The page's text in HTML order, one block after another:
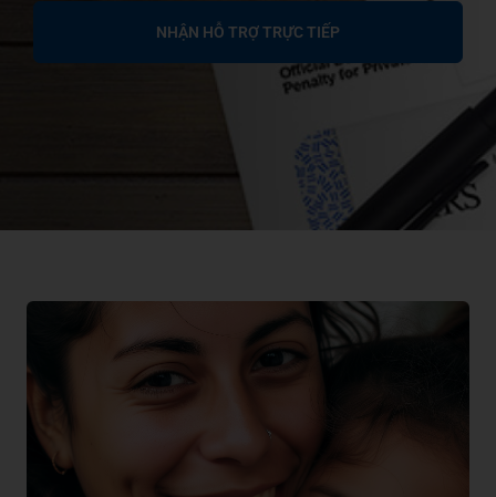
NHẬN HỖ TRỢ TRỰC TIẾP